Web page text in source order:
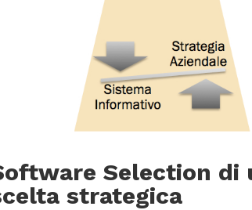
Selection di
strategica